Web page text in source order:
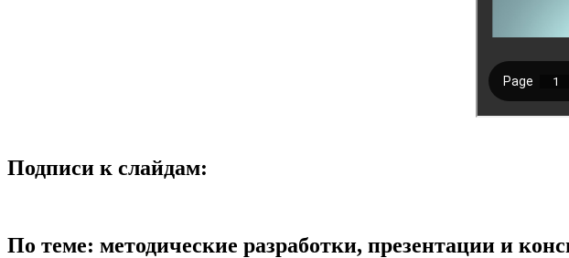
Подписи к слайдам:
По теме: методические разработки, презентации и